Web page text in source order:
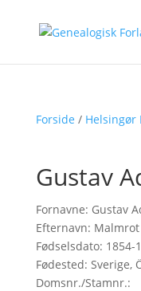
Forside / Helsingør
Gustav
Fornavne: Gustav
Efternavn: Malmrot
Fødselsdato: 1854-
Fødested: Sverige,
Domsnr./Stamnr.: